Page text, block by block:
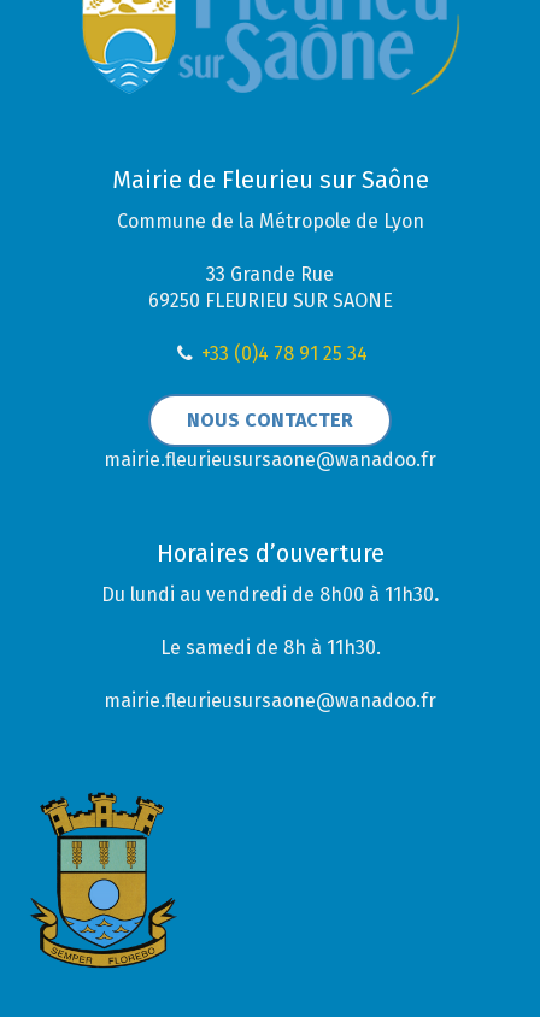
Mairie de Fleurieu sur Saône
Commune de la Métropole de Lyon
33 Grande Rue
69250 FLEURIEU SUR SAONE
+33 (0)4 78 91 25 34
NOUS CONTACTER
mairie.fleurieusursaone@wanadoo.fr
Horaires d’ouverture
Du lundi au vendredi de 8h00 à 11h30.
Le samedi de 8h à 11h30.
mairie.fleurieusursaone@wanadoo.fr